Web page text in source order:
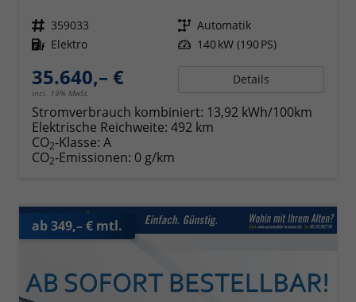
Fahrzeugnr. 359033 Getriebe Automatik
Kraftstoff Elektro Leistung 140 kW (190 PS)
35.640,– €
incl. 19% MwSt.
Details
Stromverbrauch kombiniert: 13,92 kWh/100km
Elektrische Reichweite: 492 km
CO2-Klasse: A
CO2-Emissionen: 0 g/km
ab 349,– € mtl.